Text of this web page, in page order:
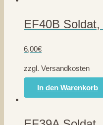
EF40B
6,00€
zzgl. Versandkosten
In den Warenkorb